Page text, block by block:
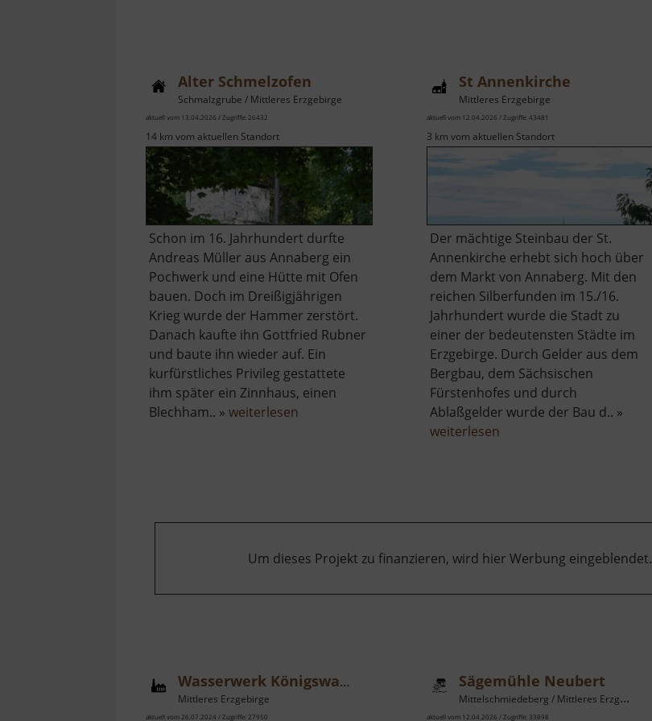
Alter Schmelzofen
Schmalzgrube / Mittleres Erzgebirge
aktuell vom 13.04.2026 / Zugriffe: 26432
14 km vom aktuellen Standort
Schon im 16. Jahrhundert durfte
Andreas Müller aus Annaberg ein
Pochwerk und eine Hütte mit Ofen
bauen. Doch im Dreißigjährigen
Krieg wurde der Hammer zerstört.
Danach kaufte ihn Gottfried Rubner
und baute ihn wieder auf. Ein
kurfürstliches Privileg gestattete
ihm später ein Zinnhaus, einen
Blechham.. » weiterlesen
St Annenkirche
Mittleres Erzgebirge
aktuell vom 12.04.2026 / Zugriffe: 43481
3 km vom aktuellen Standort
Der mächtige Steinbau der St.
Annenkirche erhebt sich hoch über
dem Markt von Annaberg. Mit den
reichen Silberfunden im 15./16.
Jahrhundert wurde die Stadt zu
einer der bedeutensten Städte im
Erzgebirge. Durch Gelder aus dem
Bergbau, dem Sächsischen
Fürstenhofes und durch
Ablaßgelder wurde der Bau d.. »
weiterlesen
Um dieses Projekt zu finanzieren, wird hier Werbung eingeblendet.
Wasserwerk Königswalde
Mittleres Erzgebirge
aktuell vom 26.07.2024 / Zugriffe: 27950
Sägemühle Neubert
Mittelschmiedeberg / Mittleres Erzgebirge
aktuell vom 12.04.2026 / Zugriffe: 33898